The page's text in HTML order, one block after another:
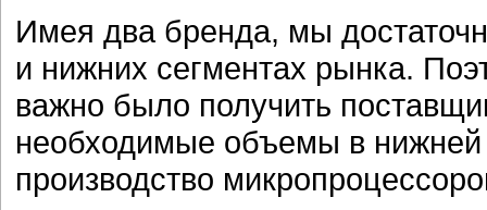
Имея два бренда, мы
и нижних сегментах рынка.
важно было получить
необходимые объемы в нижней
производство